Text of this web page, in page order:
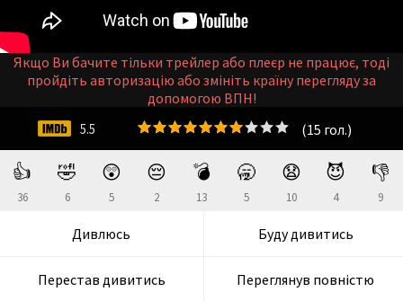
👍
36
🤣
6
😲
5
😔
2
💣
13
🥱
5
😧
10
😈
4
👎
9
Дивлюсь Буду дивитись
Перестав дивитись Переглянув повністю
(15 гол.)
5.5
Якщо Ви бачите тільки трейлер або плеєр не працює, тоді
пройдіть авторизацію або змініть країну перегляду за
допомогою ВПН!